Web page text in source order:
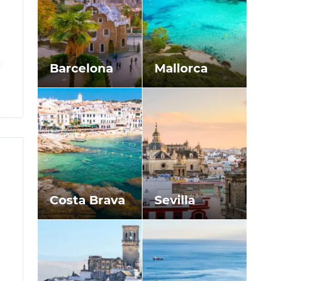
Barcelona Mallorca
Costa Brava Sevilla